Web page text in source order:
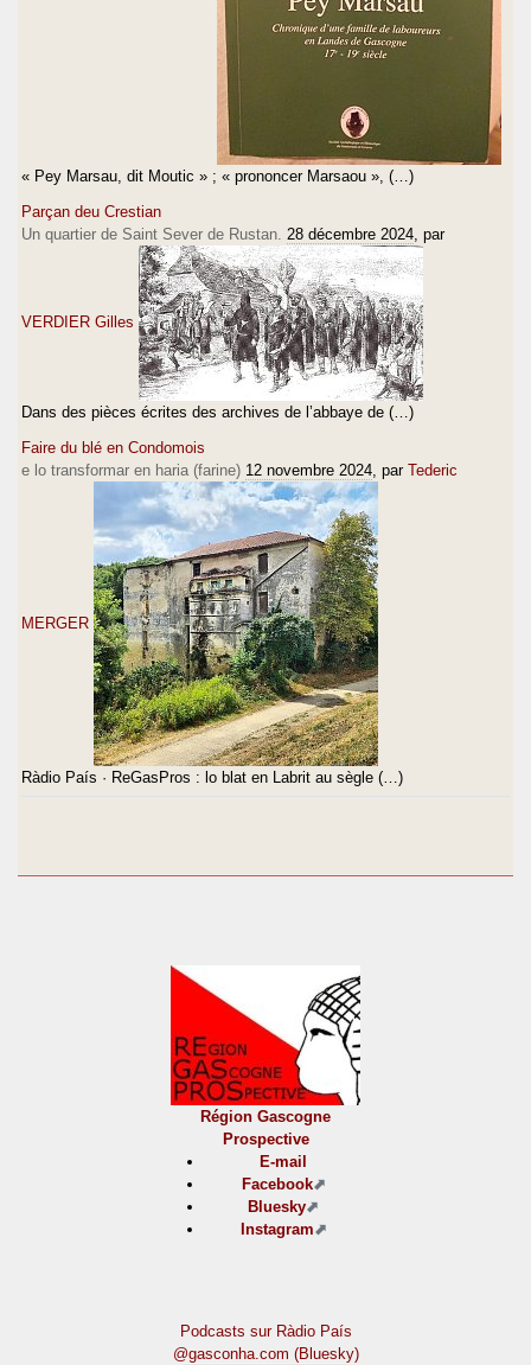
« Pey Marsau, dit Moutic » ; « prononcer Marsaou », (…)
Parçan deu Crestian
Un quartier de Saint Sever de Rustan. 28 décembre 2024 , par
VERDIER Gilles
Dans des pièces écrites des archives de l’abbaye de (…)
Faire du blé en Condomois
e lo transformar en haria (farine) 12 novembre 2024 , par Tederic
MERGER
Ràdio País · ReGasPros : lo blat en Labrit au sègle (…)
Région Gascogne
Prospective
E-mail
Facebook
Bluesky
Instagram
Podcasts sur Ràdio País
@gasconha.com (Bluesky)